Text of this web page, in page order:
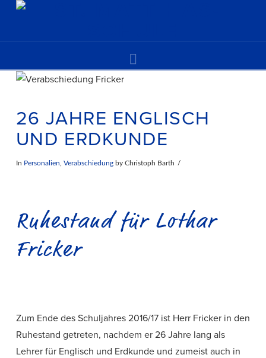
26 JAHRE ENGLISCH
UND ERDKUNDE
In Personalien Verabschiedungby Christoph Barth
Ruhestand für Lothar
Fricker
Zum Ende des Schuljahres 2016/17 ist Herr Fricker in den
Ruhestand getreten, nachdem er 26 Jahre lang als
Lehrer für Englisch und Erdkunde und zumeist auch in